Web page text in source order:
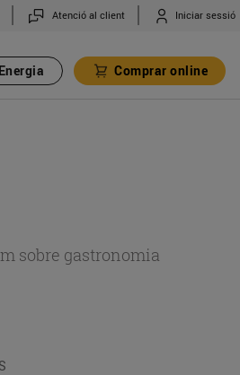
Atenció al client Iniciar sessió
Energia Comprar online
sobre gastronomia